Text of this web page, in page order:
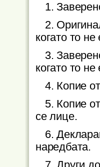
1.
2.
когато то
3.
когато то
4. Копие
5. Копие
се лице.
6.
наредбата.